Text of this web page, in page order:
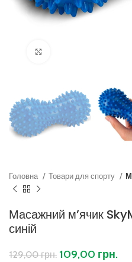
Головна Товари для спорту
Масажний м’ячик
синій
129,00грн. 109,00 грн.